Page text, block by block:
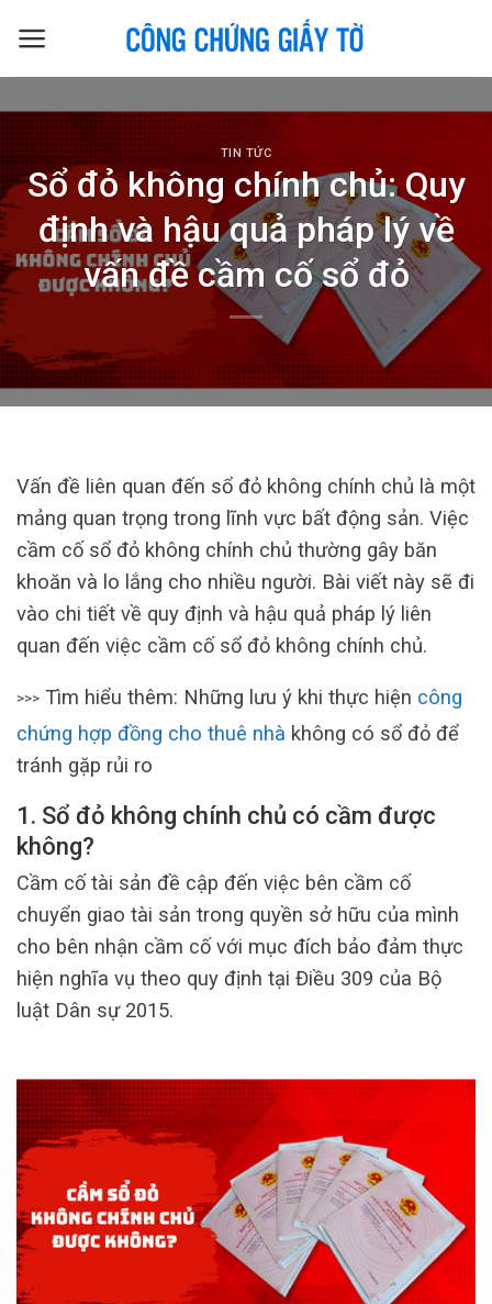
TIN TỨC
Sổ đỏ không chính chủ: Quy
định và hậu quả pháp lý về
vấn đề cầm cố sổ đỏ
Vấn đề liên quan đến sổ đỏ không chính chủ là một
mảng quan trọng trong lĩnh vực bất động sản. Việc
cầm cố sổ đỏ không chính chủ thường gây băn
khoăn và lo lắng cho nhiều người. Bài viết này sẽ đi
vào chi tiết về quy định và hậu quả pháp lý liên
quan đến việc cầm cố sổ đỏ không chính chủ.
>>> Tìm hiểu thêm: Những lưu ý khi thực hiện công
chứng hợp đồng cho thuê nhà không có sổ đỏ để
tránh gặp rủi ro
1. Sổ đỏ không chính chủ có cầm được
không?
Cầm cố tài sản đề cập đến việc bên cầm cố
chuyển giao tài sản trong quyền sở hữu của mình
cho bên nhận cầm cố với mục đích bảo đảm thực
hiện nghĩa vụ theo quy định tại Điều 309 của Bộ
luật Dân sự 2015.